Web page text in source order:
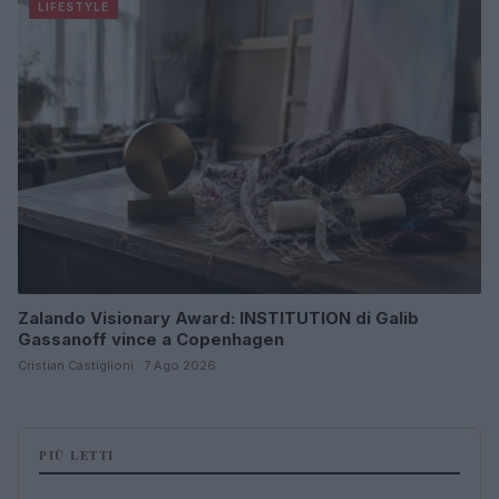
LIFESTYLE
Zalando Visionary Award: INSTITUTION di Galib
Gassanoff vince a Copenhagen
Cristian Castiglioni · 7 Ago 2026
PIÙ LETTI